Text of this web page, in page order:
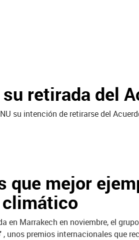
retirada del
su intención de retirarse del
que mejor
en Marrakech en noviembre, el
, unos premios internacionales que